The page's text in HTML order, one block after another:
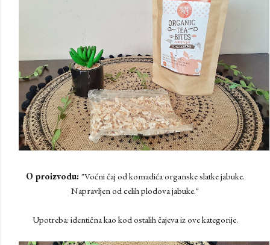
O proizvodu: "Voćni čaj od komadića organske slatke jabuke.
Napravljen od celih plodova jabuke."
Upotreba: identična kao kod ostalih čajeva iz ove kategorije.